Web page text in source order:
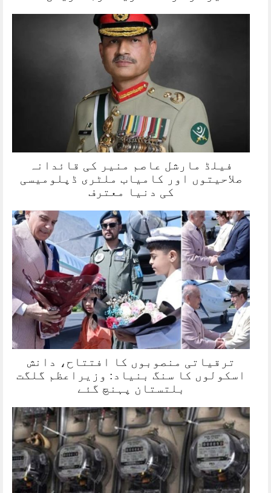
فیلڈ مارشل عاصم منیر کی قائدانہ
صلاحیتوں اور کامیاب ملٹری ڈپلومیسی
کی دنیا معترف
ترقیاتی منصوبوں کا افتتاح، دانش
اسکولوں کا سنگ بنیاد: وزیراعظم گلگت
بلتستان پہنچ گئے